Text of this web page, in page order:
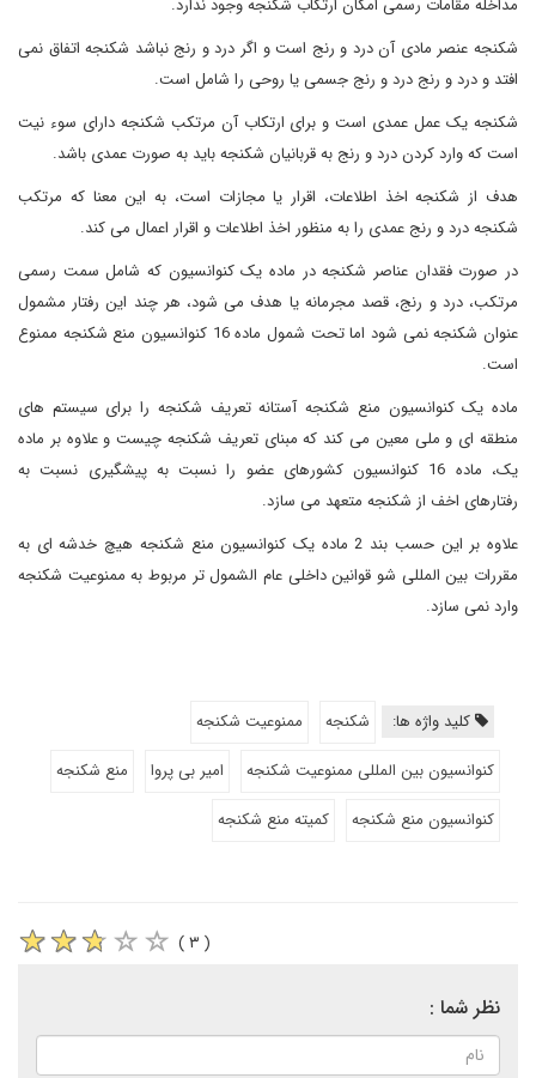
مداخله مقامات رسمی امکان ارتکاب شکنجه وجود ندارد.
شکنجه عنصر مادی آن درد و رنج است و اگر درد و رنج نباشد شکنجه اتفاق نمی
افتد و درد و رنج درد و رنج جسمی یا روحی را شامل است.
شکنجه یک عمل عمدی است و برای ارتکاب آن مرتکب شکنجه دارای سوء نیت
است که وارد کردن درد و رنج به قربانیان شکنجه باید به صورت عمدی باشد.
هدف از شکنجه اخذ اطلاعات، اقرار یا مجازات است، به این معنا که مرتکب
شکنجه درد و رنج عمدی را به منظور اخذ اطلاعات و اقرار اعمال می کند.
در صورت فقدان عناصر شکنجه در ماده یک کنوانسیون که شامل سمت رسمی
مرتکب، درد و رنج، قصد مجرمانه یا هدف می شود، هر چند این رفتار مشمول
عنوان شکنجه نمی شود اما تحت شمول ماده 16 کنوانسیون منع شکنجه ممنوع
است.
ماده یک کنوانسیون منع شکنجه آستانه تعریف شکنجه را برای سیستم های
منطقه ای و ملی معین می کند که مبنای تعریف شکنجه چیست و علاوه بر ماده
یک، ماده 16 کنوانسیون کشورهای عضو را نسبت به پیشگیری نسبت به
رفتارهای اخف از شکنجه متعهد می سازد.
علاوه بر این حسب بند 2 ماده یک کنوانسیون منع شکنجه هیچ خدشه ای به
مقررات بین المللی شو قوانین داخلی عام الشمول تر مربوط به ممنوعیت شکنجه
وارد نمی سازد.
کلید واژه ها: شکنجه
ممنوعیت شکنجه
کنوانسیون بین المللی ممنوعیت شکنجه
امیر بی پروا
منع شکنجه
کنوانسیون منع شکنجه
کمیته منع شکنجه
( ۳ )
نظر شما :